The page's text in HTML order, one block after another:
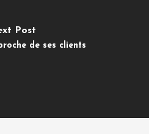
Post
de ses clients